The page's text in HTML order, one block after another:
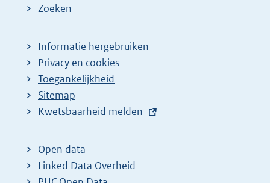
Zoeken
Informatie hergebruiken
Privacy en cookies
Toegankelijkheid
Sitemap
E
t
e
r
Kwetsbaarheid melden
Open data
Linked Data Overheid